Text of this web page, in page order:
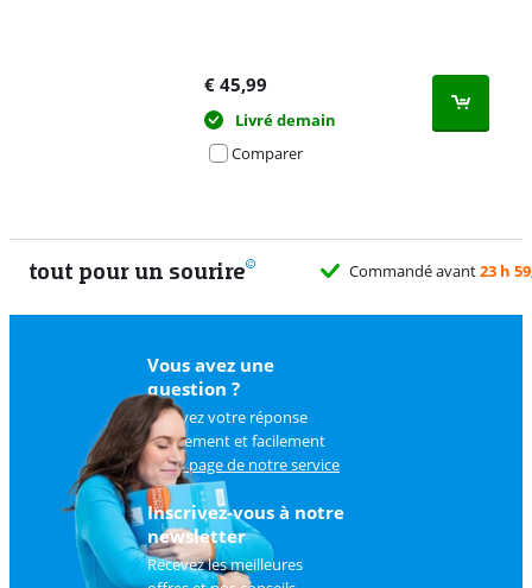
€ 45,99
Livré demain
Comparer
tout pour un sourireCommandé avant23 h 59, livré demain
Vous avez une
question ?
Trouvez votre réponse
rapidement et facilement
surla page de notre service
client.
Inscrivez-vous à notre
newsletter
Recevez les meilleures